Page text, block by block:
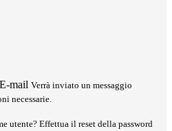
E-mail Verrà inviato un messaggio
necessarie.
utente? Effettua il reset della password